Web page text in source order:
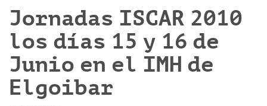
Jornadas ISCAR 2010
los días 15 y 16 de
Junio en el IMH de
Elgoibar